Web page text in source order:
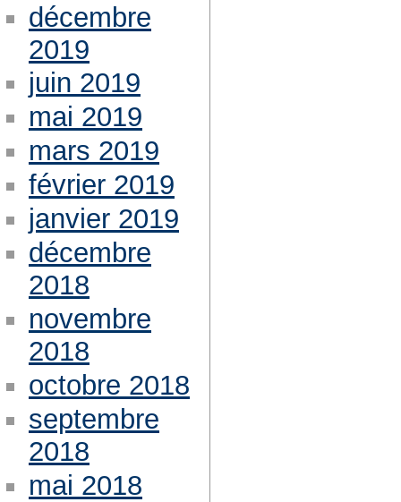
décembre
2019
juin 2019
mai 2019
mars 2019
février 2019
janvier 2019
décembre
2018
novembre
2018
octobre 2018
septembre
2018
mai 2018